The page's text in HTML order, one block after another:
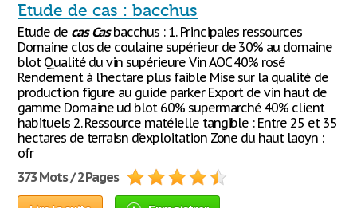
Etude de cas : bacchus
Etude de cas Casbacchus : 1. Principales ressources
Domaine clos de coulaine supérieur de 30% au domaine
blot Qualité du vin supérieure Vin AOC 40% rosé
Rendement à l’hectare plus faible Mise sur la qualité de
production figure au guide parker Export de vin haut de
gamme Domaine ud blot 60% supermarché 40% client
habituels 2. Ressource matéielle tangible : Entre 25 et 35
hectares de terraisn d’exploitation Zone du haut laoyn :
ofr
373 Mots / 2 Pages